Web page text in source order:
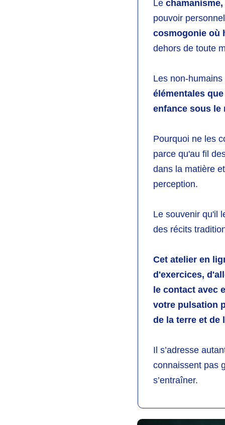
Le chamanisme,
pouvoir
cosmogonie où
dehors de toute
Les non-
élémentales
enfance sous le
Pourquoi ne les
parce qu'au fil
dans la matière
perception.
Le souvenir qu'il
des récits
Cet atelier en
d'exercices,
le contact avec
votre pulsation
de la terre et de
Il s’adresse a
connaissent pas
s’entraîner.